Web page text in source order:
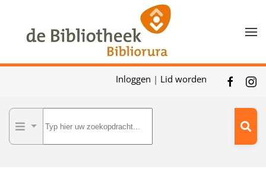
Skip to main content
Inloggen | Lid worden